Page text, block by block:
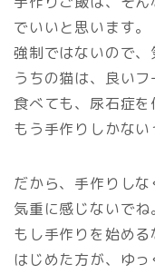
でいいと思います。
強制ではないので、
うちの猫は、良い
食べても、尿石症を
もう手作りしかない
だから、手作りし
気重に感じないでね。
もし手作りを始め
はじめた方が、ゆ